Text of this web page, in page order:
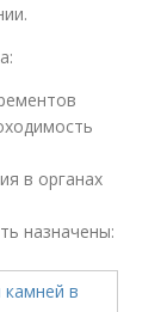
в органах
назначены: